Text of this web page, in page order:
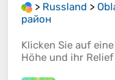
> Russland >
район
Klicken Sie auf eine
Höhe und ihr Relief